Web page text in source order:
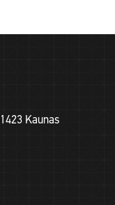
Kaunas